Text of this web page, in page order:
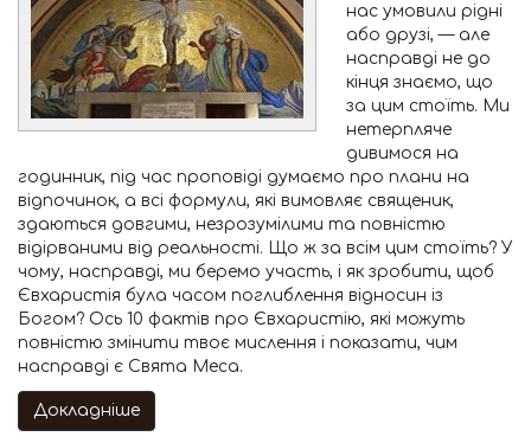
нас умовили рідні
або друзі, — але
насправді не до
кінця знаємо, що
за цим стоїть. Ми
нетерпляче
дивимося на
годинник, під час проповіді думаємо про плани на
відпочинок, а всі формули, які вимовляє священик,
здаються довгими, незрозумілими та повністю
відірваними від реальності. Що ж за всім цим стоїть? У
чому, насправді, ми беремо участь, і як зробити, щоб
Євхаристія була часом поглиблення відносин із
Богом? Ось 10 фактів про Євхаристію, які можуть
повністю змінити твоє мислення і показати, чим
насправді є Свята Меса.
Докладніше